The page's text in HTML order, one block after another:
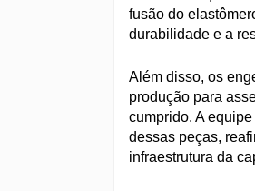
fusão do
durabilidade e a
Além disso, os
produção para
cumprido. A
dessas peças,
infraestrutura da